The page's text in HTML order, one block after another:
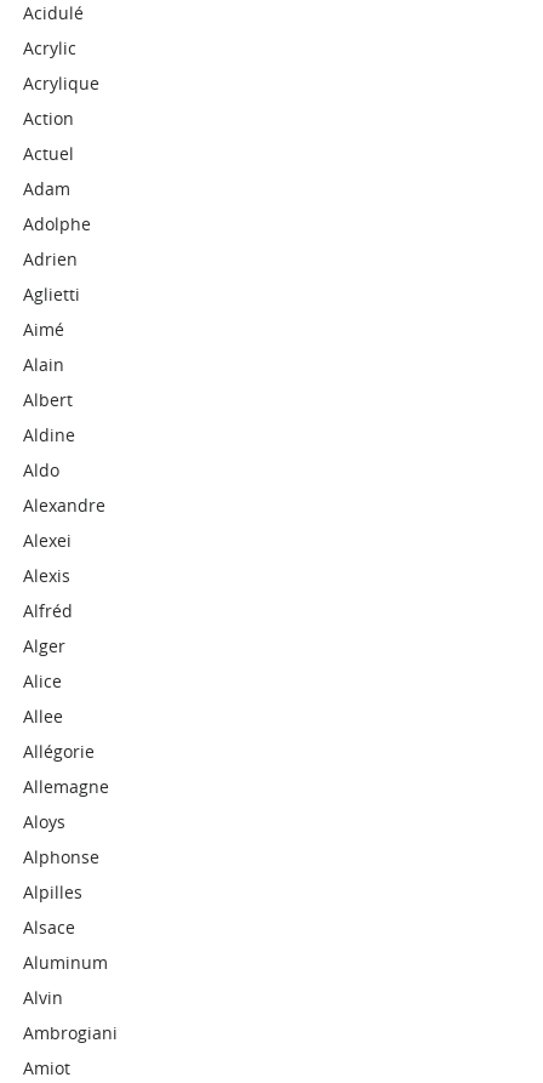
Acidulé
Acrylic
Acrylique
Action
Actuel
Adam
Adolphe
Adrien
Aglietti
Aimé
Alain
Albert
Aldine
Aldo
Alexandre
Alexei
Alexis
Alfréd
Alger
Alice
Allee
Allégorie
Allemagne
Aloys
Alphonse
Alpilles
Alsace
Aluminum
Alvin
Ambrogiani
Amiot